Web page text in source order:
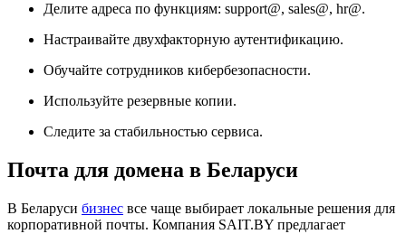
Делите адреса по функциям: support@, sales@, hr@.
Настраивайте двухфакторную аутентификацию.
Обучайте сотрудников кибербезопасности.
Используйте резервные копии.
Следите за стабильностью сервиса.
Почта для домена в Беларуси
В Беларуси бизнес все чаще выбирает локальные решения для
корпоративной почты. Компания SAIT.BY предлагает